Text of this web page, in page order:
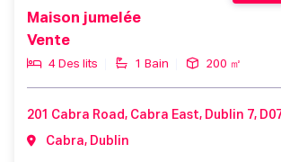
Maison jumelée
Vente
4 Des lits 1 Bain 200 ㎡
Cabra, Dublin